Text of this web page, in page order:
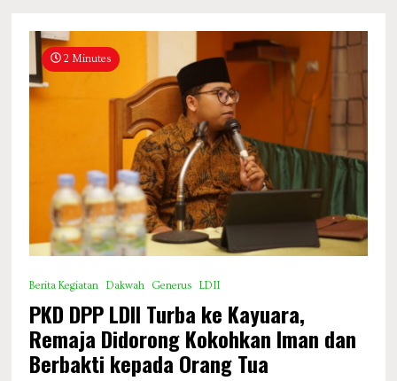
2 Minutes
Berita Kegiatan Dakwah Generus LDII
PKD DPP LDII Turba ke Kayuara,
Remaja Didorong Kokohkan Iman dan
Berbakti kepada Orang Tua